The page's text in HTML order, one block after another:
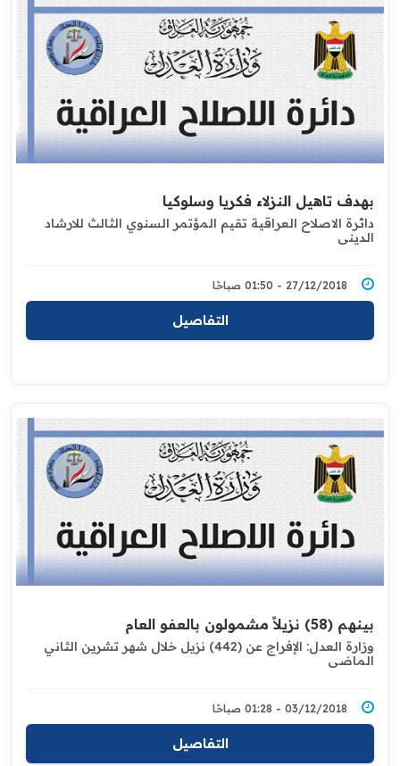
بهدف تاهيل النزلاء فكريا وسلوكيا
دائرة الاصلاح العراقية تقيم المؤتمر السنوي الثالث للارشاد
الديني
27/12/2018 - 01:50 صباحًا
التفاصيل
بينهم (58) نزيلاً مشمولون بالعفو العام
وزارة العدل: الإفراج عن (442) نزيل خلال شهر تشرين الثاني
الماضي
03/12/2018 - 01:28 صباحًا
التفاصيل